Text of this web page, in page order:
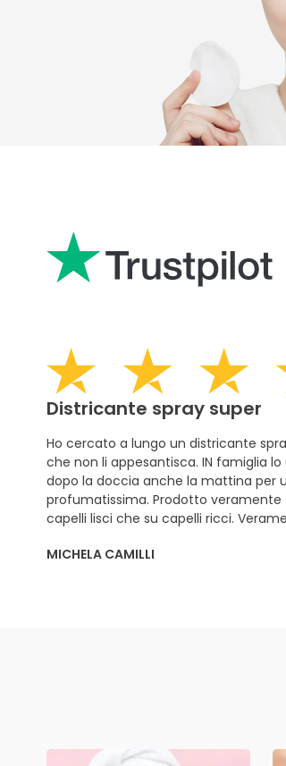
Districante spray super
Ho cercato a lungo un districante
che non li appesantisca. IN famiglia
dopo la doccia anche la mattina per
profumatissima. Prodotto veramente
capelli lisci che su capelli ricci.
MICHELA CAMILLI